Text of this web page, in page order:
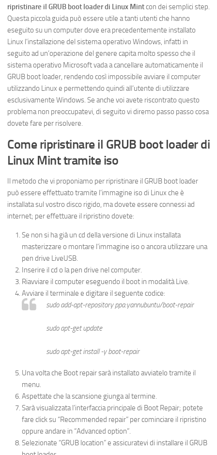
ripristinare il GRUB boot loaderdi Linux Mintcon dei semplici step.
Questa piccola guida può essere utile a tanti utenti che hanno
eseguito su un computer dove era precedentemente installato
Linux l’installazione del sistema operativo Windows, infatti in
seguito ad un’operazione del genere capita molto spesso che il
sistema operativo Microsoft vada a cancellare automaticamente il
GRUB boot loader, rendendo così impossibile avviare il computer
utilizzando Linux e permettendo quindi all’utente di utilizzare
esclusivamente Windows. Se anche voi avete riscontrato questo
problema non preoccupatevi, di seguito vi diremo passo passo cosa
dovete fare per risolvere.
Come ripristinare il GRUB boot loader di
Linux Mint tramite iso
Il metodo che vi proponiamo per ripristinare il GRUB boot loader
può essere effettuato tramite l’immagine iso di Linux che è
installata sul vostro disco rigido, ma dovete essere connessi ad
internet; per effettuare il ripristino dovete:
Se non si ha già un cd della versione di Linux installata
masterizzare o montare l’immagine iso o ancora utilizzare una
pen drive LiveUSB.
Inserire il cd o la pen drive nel computer.
Riavviare il computer eseguendo il boot in modalità Live.
Avviare il terminale e digitare il seguente codice:
sudo add-apt-repository ppa:yannubuntu/boot-repair
sudo apt-get update
sudo apt-get install -y boot-repair
Una volta che Boot repair sarà installato avviatelo tramite il
menu.
Aspettate che la scansione giunga al termine.
Sarà visualizzata l’interfaccia principale di Boot Repair; potete
fare click su “Recommended repair” per cominciare il ripristino
oppure andare in “Advanced option”.
Selezionate “GRUB location” e assicuratevi di installare il GRUB